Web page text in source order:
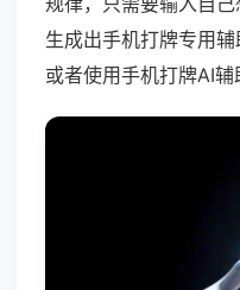
生成出手机打牌专用
或者使用手机打牌AI辅